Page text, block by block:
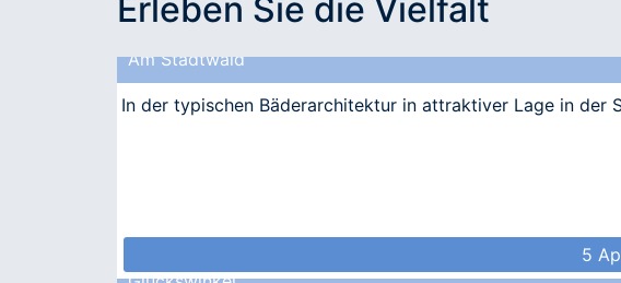
Erleben Sie die Vielfalt
Am Stadtwald
In der typischen Bäderarchitektur in attraktiver Lage in der
5